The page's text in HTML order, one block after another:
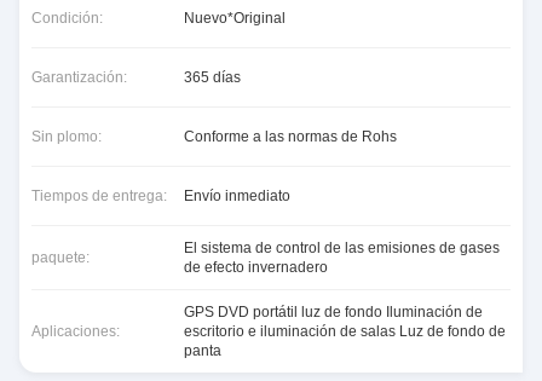
Condición: Nuevo*Original
Garantización: 365 días
Sin plomo: Conforme a las normas de Rohs
Tiempos de entrega: Envío inmediato
paquete:
El sistema de control de las emisiones de gases
de efecto invernadero
Aplicaciones:
GPS DVD portátil luz de fondo Iluminación de
escritorio e iluminación de salas Luz de fondo de
panta